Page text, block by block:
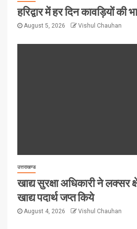
हरिद्वार में हर दिन कावड़ियों की
August 5, 2026 Vishul Chauhan
उत्तराखण्ड
खाद्य सुरक्षा अधिकारी ने लक्सर
खाद्य पदार्थ जप्त किये
August 4, 2026 Vishul Chauhan